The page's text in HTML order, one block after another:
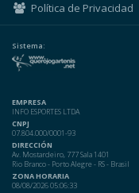
Política de Privacidad
Sistema:
EMPRESA
INFO ESPORTES LTDA
CNPJ
07.804.000/0001-93
DIRECCIÓN
Av. Mostardeiro, 777 Sala 1401
Rio Branco - Porto Alegre - RS - Brasil
ZONA HORARIA
08/08/2026 05:06:33